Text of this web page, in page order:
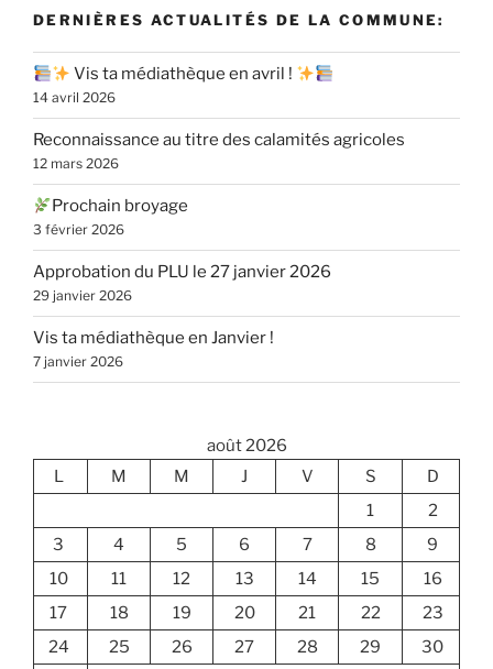
DERNIÈRES ACTUALITÉS DE LA COMMUNE:
Vis ta médiathèque en avril !
14 avril 2026
Reconnaissance au titre des calamités agricoles
12 mars 2026
Prochain broyage
3 février 2026
Approbation du PLU le 27 janvier 2026
29 janvier 2026
Vis ta médiathèque en Janvier !
7 janvier 2026
août 2026
L
M M J V S
D
1
2
3
4 5 6 7 8
9
10
11 12 13 14 15
16
17
18 19 20 21 22
23
24
25 26 27 28 29
30